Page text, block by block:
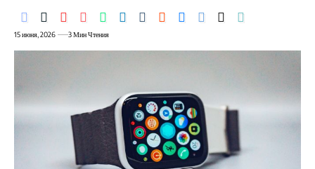
15 июня, 2026 3 Мин Чтения